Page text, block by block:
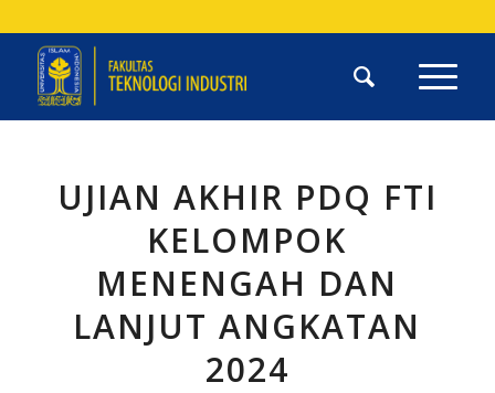
UJIAN AKHIR PDQ FTI
KELOMPOK
MENENGAH DAN
LANJUT ANGKATAN
2024